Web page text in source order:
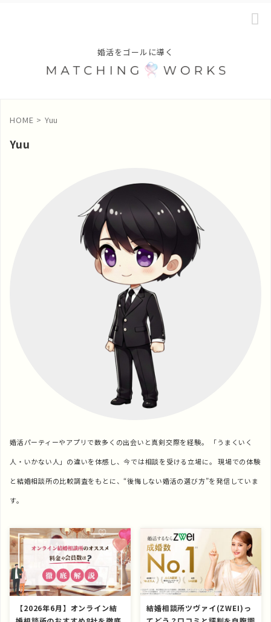
婚活をゴールに導く
HOME > Yuu
Yuu
婚活パーティーやアプリで数多くの出会いと真剣交際を経験。 「うまくいく
人・いかない人」の違いを体感し、今では相談を受ける立場に。 現場での体験
と結婚相談所の比較調査をもとに、“後悔しない婚活の選び方”を発信していま
す。
【2026年6月】オンライン結
結婚相談所ツヴァイ(ZWEI)っ